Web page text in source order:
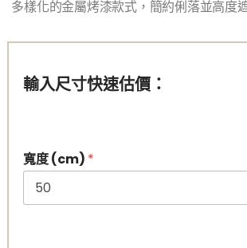
多樣化的金屬烤漆款式，簡約俐落並高度
輸入尺寸快速估價：
寬度 (cm) *